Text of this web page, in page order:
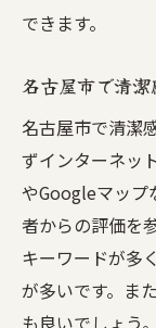
できます。
名古屋市で清
名古屋市で清潔
ずインターネッ
やGoogleマップ
者からの評価を
キーワードが多
が多いです。ま
も良いでしょう